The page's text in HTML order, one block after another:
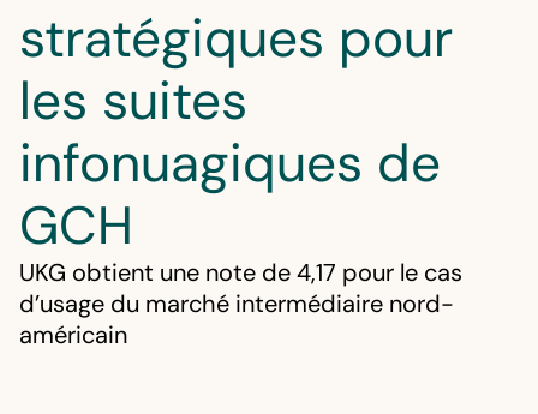
stratégiques pour
les suites
infonuagiques de
GCH
UKG obtient une note de 4,17 pour le cas
d’usage du marché intermédiaire nord-
américain